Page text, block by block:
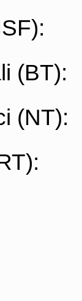
(BT):
(NT):